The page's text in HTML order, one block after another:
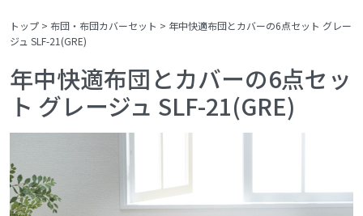
トップ > 布団・布団カバーセット > 年中快適布団とカバーの6点セット グレー
ジュ SLF-21(GRE)
年中快適布団とカバーの6点セッ
ト グレージュ SLF-21(GRE)